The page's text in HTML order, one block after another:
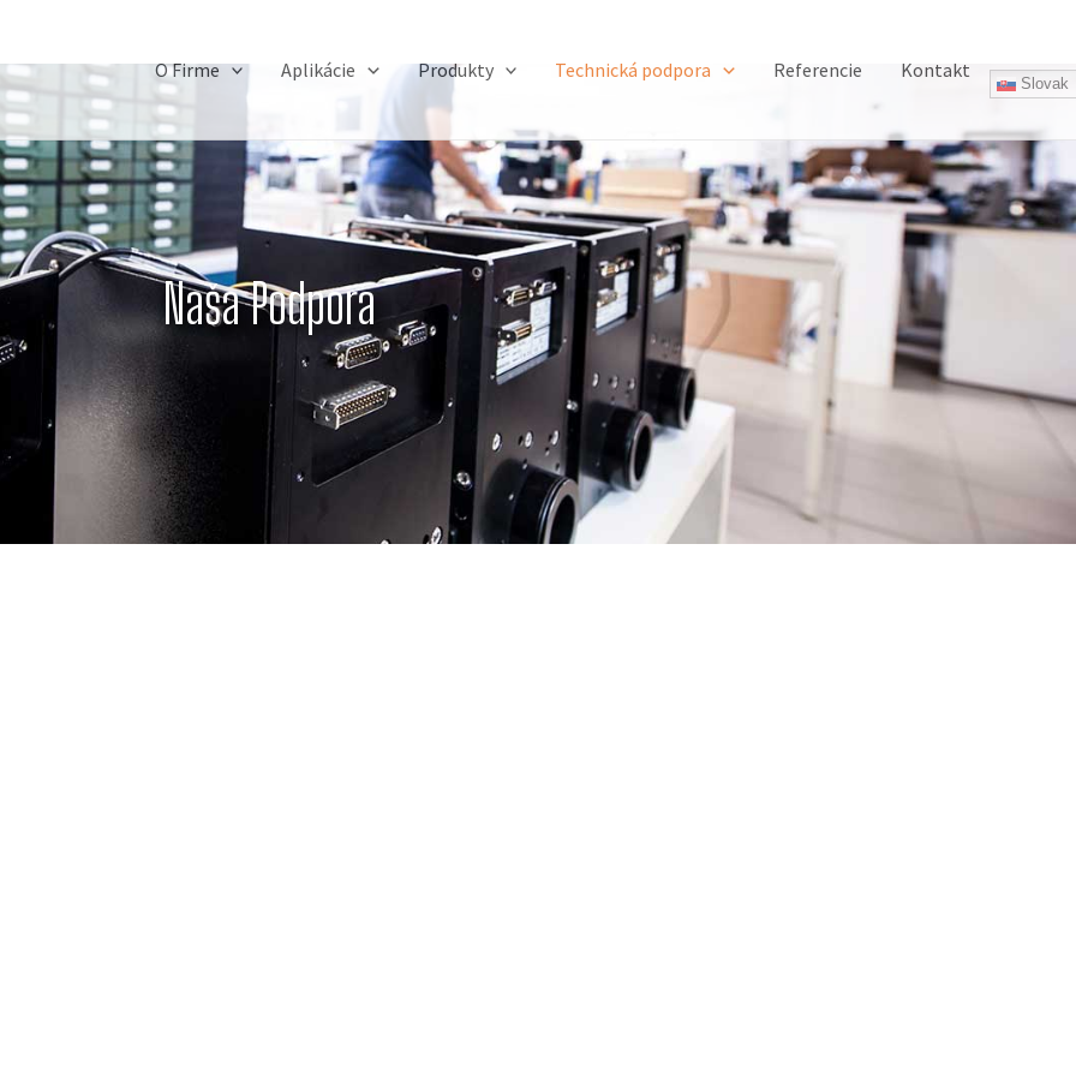
O Firme Aplikácie Produkty Technická podpora Referencie Kontakt
Slovak
Naša Podpora